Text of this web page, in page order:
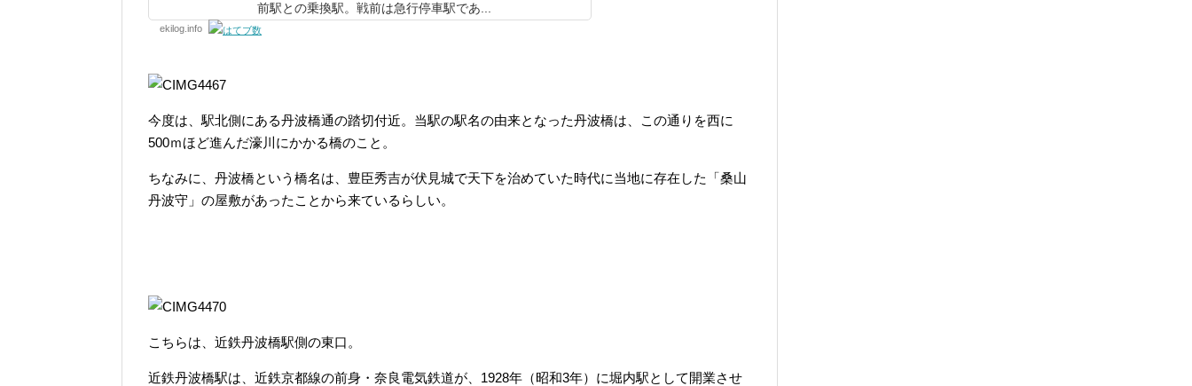
前駅との乗換駅。戦前は急行停車駅であ...
ekilog.info
今度は、駅北側にある丹波橋通の踏切付近。当駅の駅名の由来となった丹波橋は、この通りを西に
500ｍほど進んだ濠川にかかる橋のこと。
ちなみに、丹波橋という橋名は、豊臣秀吉が伏見城で天下を治めていた時代に当地に存在した「桑山
丹波守」の屋敷があったことから来ているらしい。
こちらは、近鉄丹波橋駅側の東口。
近鉄丹波橋駅は、近鉄京都線の前身・奈良電気鉄道が、1928年（昭和3年）に堀内駅として開業させ